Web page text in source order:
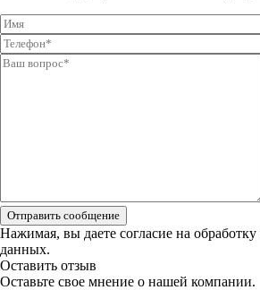
Отправить сообщение
Нажимая, вы даете согласие на
данных.
Оставить отзыв
Оставьте свое мнение о нашей компании.